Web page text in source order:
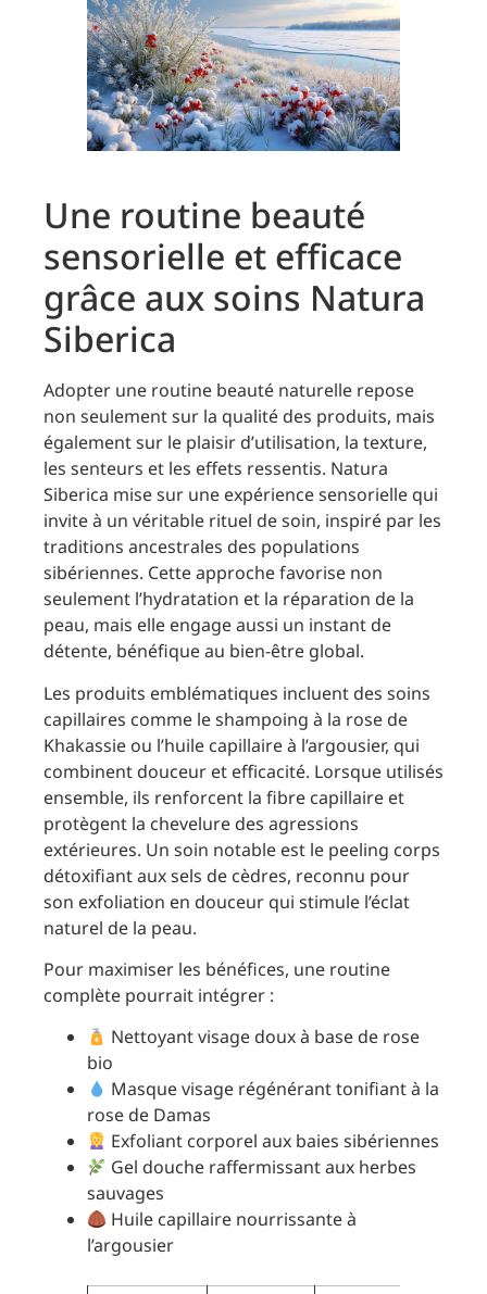
Une routine beauté
sensorielle et efficace
grâce aux soins Natura
Siberica
Adopter une routine beauté naturelle repose
non seulement sur la qualité des produits, mais
également sur le plaisir d’utilisation, la texture,
les senteurs et les effets ressentis. Natura
Siberica mise sur une expérience sensorielle qui
invite à un véritable rituel de soin, inspiré par les
traditions ancestrales des populations
sibériennes. Cette approche favorise non
seulement l’hydratation et la réparation de la
peau, mais elle engage aussi un instant de
détente, bénéfique au bien-être global.
Les produits emblématiques incluent des soins
capillaires comme le shampoing à la rose de
Khakassie ou l’huile capillaire à l’argousier, qui
combinent douceur et efficacité. Lorsque utilisés
ensemble, ils renforcent la fibre capillaire et
protègent la chevelure des agressions
extérieures. Un soin notable est le peeling corps
détoxifiant aux sels de cèdres, reconnu pour
son exfoliation en douceur qui stimule l’éclat
naturel de la peau.
Pour maximiser les bénéfices, une routine
complète pourrait intégrer :
Nettoyant visage doux à base de rose
bio
Masque visage régénérant tonifiant à la
rose de Damas
Exfoliant corporel aux baies sibériennes
Gel douche raffermissant aux herbes
sauvages
Huile capillaire nourrissante à
l’argousier